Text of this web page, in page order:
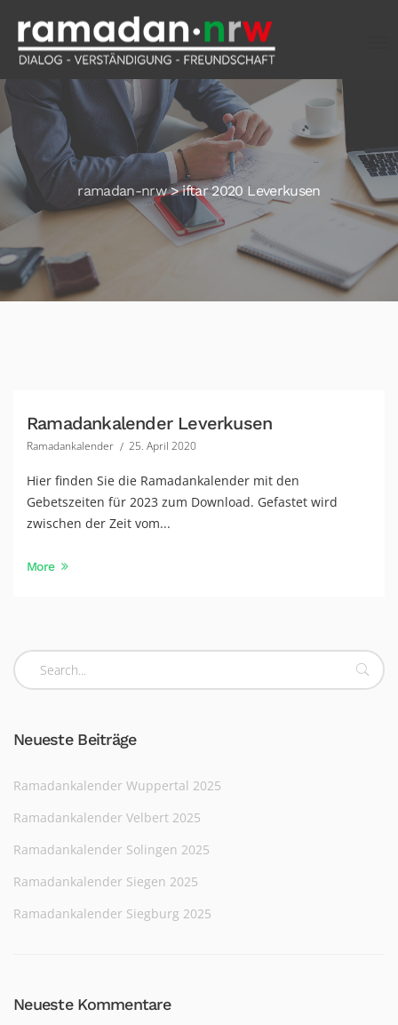
ramadan-nrw>iftar 2020 Leverkusen
Ramadankalender Leverkusen
Ramadankalender 25. April 2020
Hier finden Sie die Ramadankalender mit den
Gebetszeiten für 2023 zum Download. Gefastet wird
zwischen der Zeit vom...
More
Neueste Beiträge
Ramadankalender Wuppertal 2025
Ramadankalender Velbert 2025
Ramadankalender Solingen 2025
Ramadankalender Siegen 2025
Ramadankalender Siegburg 2025
Neueste Kommentare